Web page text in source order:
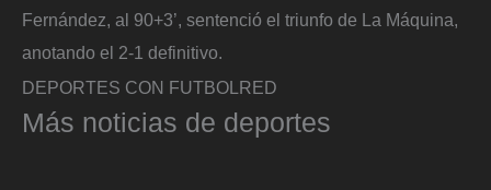
Fernández, al 90+3’, sentenció el triunfo de La Máquina,
anotando el 2-1 definitivo.
DEPORTES CON FUTBOLRED
Más noticias de deportes